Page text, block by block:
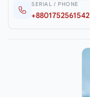
SERIAL / PHONE
+8801752561542